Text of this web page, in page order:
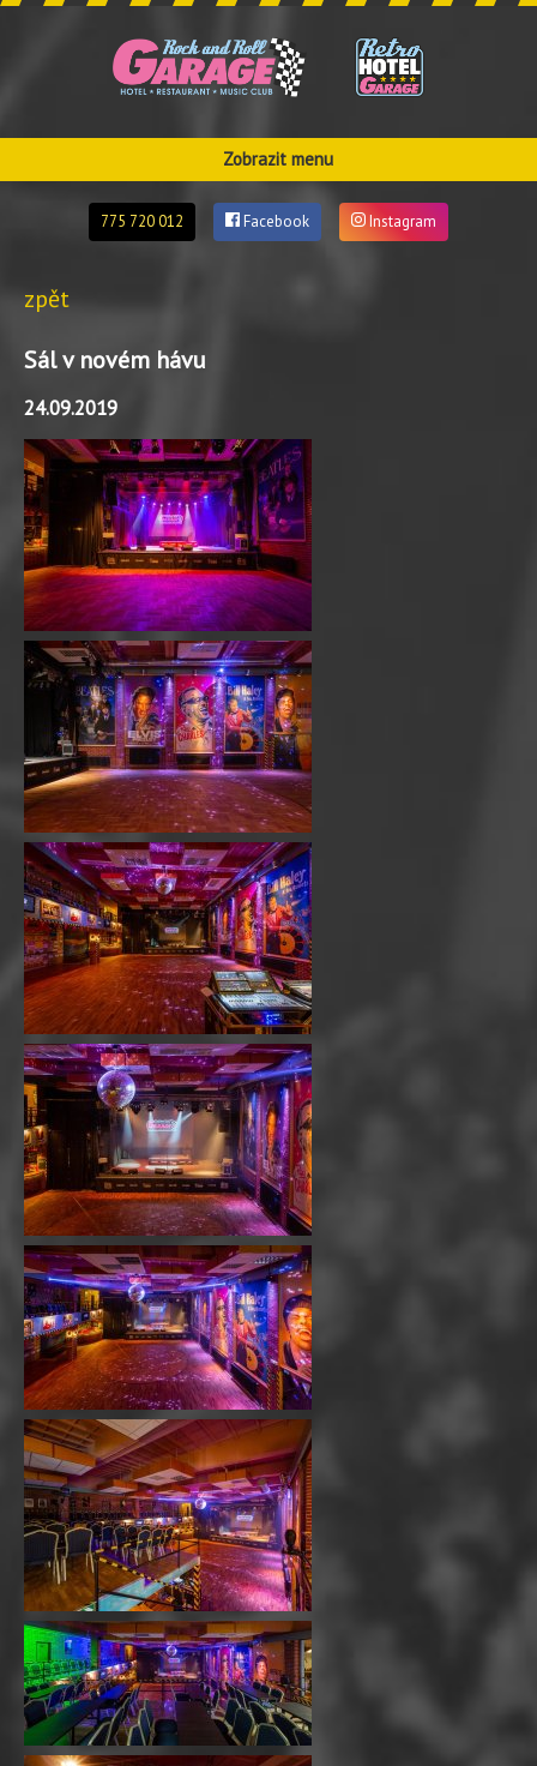
Zobrazit menu
775 720 012 Facebook Instagram
zpět
Sál v novém hávu
24.09.2019